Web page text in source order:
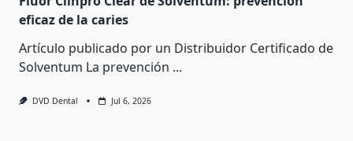
eficaz de la caries
Artículo publicado por un Distribuidor Certificado de
Solventum La prevención ...
DVD Dental Jul 6, 2026